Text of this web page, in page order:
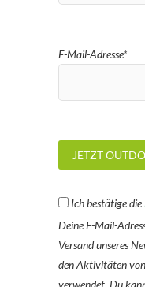
E-Mail-Adresse*
Ich bestätige die
Deine E-Mail-
Versand unseres
den Aktivitäten
verwendet. Du